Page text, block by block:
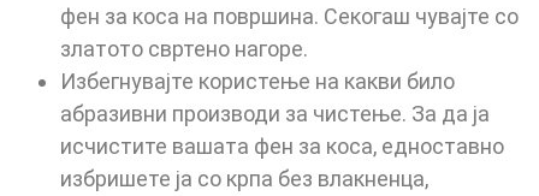
фен за коса на површина. Секогаш чувајте со
златото свртено нагоре.
Избегнувајте користење на какви било
абразивни производи за чистење. За да ја
исчистите вашата фен за коса, едноставно
избришете ја со крпа без влакненца,